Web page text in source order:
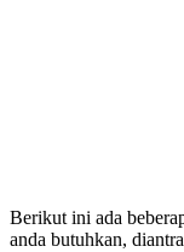
Berikut ini ada
anda butuhkan,